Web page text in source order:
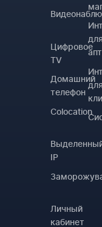
Цифровое
TV
Домашний
телефон
Colocation
IP
Личный
кабинет
для
для